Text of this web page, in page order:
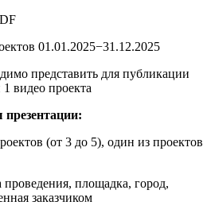
01.01.2025−31.12.2025
представить для публикации
видео проекта
(от 3 до 5), один из проектов
площадка, город,
заказчиком